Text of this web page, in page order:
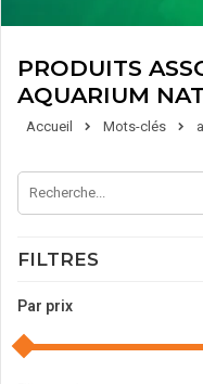
PRODUITS
AQUARIUM
Accueil Mots-clés
FILTRES
Par prix